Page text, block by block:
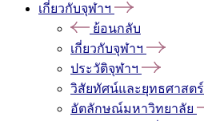
เกี่ยวกับจุฬาฯ
ย้อนกลับ
เกี่ยวกับจุฬาฯ
ประวัติจุฬาฯ
วิสัยทัศน์และยุทธศาสตร์
อัตลักษณ์มหาวิทยาลัย